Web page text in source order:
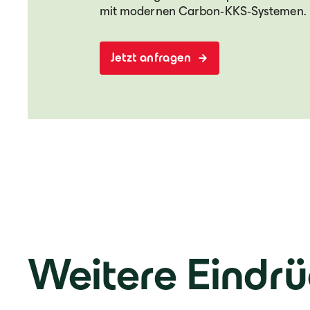
mit modernen Carbon‑KKS‑Systemen.
Jetzt anfragen
Weitere